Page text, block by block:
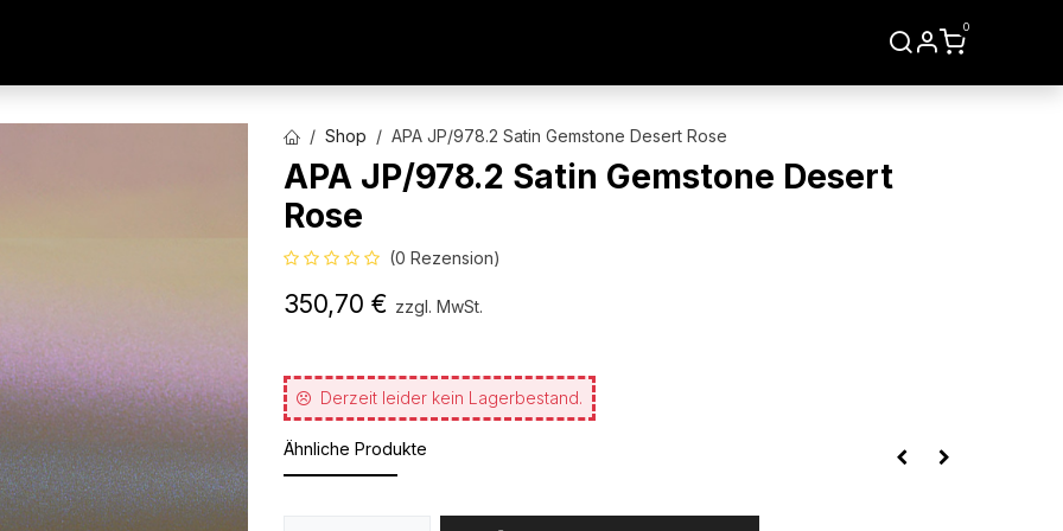
0
Shop APA JP/978.2 Satin Gemstone Desert Rose
APA JP/978.2 Satin Gemstone Desert
Rose
(0 Rezension)
350,70 € zzgl. MwSt.
Derzeit leider kein Lagerbestand.
Ähnliche Produkte